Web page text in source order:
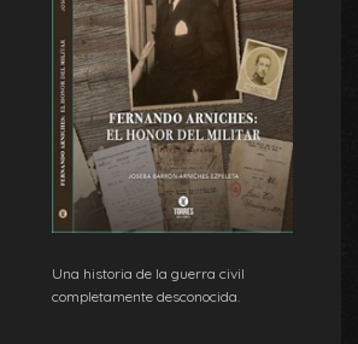
Una historia de la guerra civil
completamente desconocida.